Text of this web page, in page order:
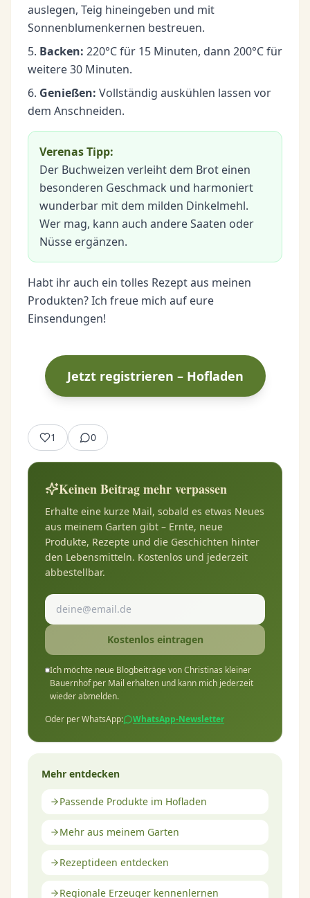
auslegen, Teig hineingeben und mit
Sonnenblumenkernen bestreuen.
Backen: 220°C für 15 Minuten, dann 200°C für
weitere 30 Minuten.
Genießen: Vollständig auskühlen lassen vor
dem Anschneiden.
Verenas Tipp:
Der Buchweizen verleiht dem Brot einen
besonderen Geschmack und harmoniert
wunderbar mit dem milden Dinkelmehl.
Wer mag, kann auch andere Saaten oder
Nüsse ergänzen.
Habt ihr auch ein tolles Rezept aus meinen
Produkten? Ich freue mich auf eure
Einsendungen!
Jetzt registrieren – Hofladen
1 0
Keinen Beitrag mehr verpassen
Erhalte eine kurze Mail, sobald es etwas Neues
aus meinem Garten gibt – Ernte, neue
Produkte, Rezepte und die Geschichten hinter
den Lebensmitteln. Kostenlos und jederzeit
abbestellbar.
Kostenlos eintragen
Ich möchte neue Blogbeiträge von Christinas kleiner
Bauernhof per Mail erhalten und kann mich jederzeit
wieder abmelden.
Oder per WhatsApp:
WhatsApp-Newsletter
Mehr entdecken
Passende Produkte im Hofladen
Mehr aus meinem Garten
Rezeptideen entdecken
Regionale Erzeuger kennenlernen